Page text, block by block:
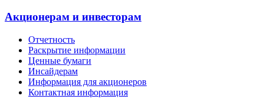
Акционерам и инвесторам
Отчетность
Раскрытие информации
Ценные бумаги
Инсайдерам
Информация для акционеров
Контактная информация